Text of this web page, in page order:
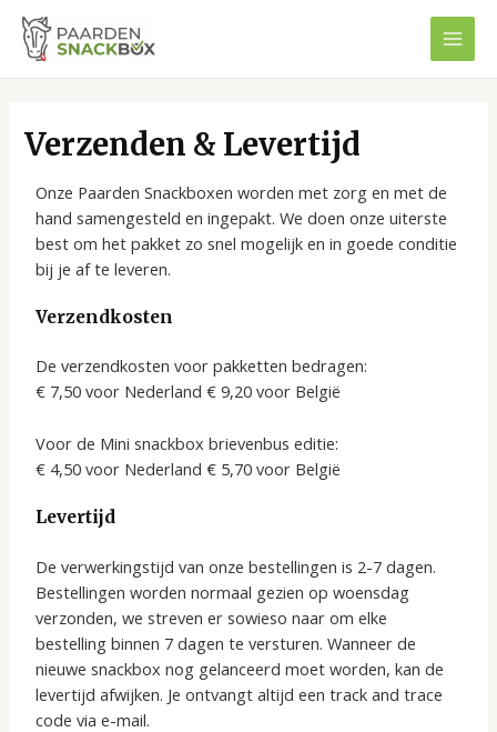
naar
Verzenden & Levertijd
Onze Paarden Snackboxen worden met zorg en met de
hand samengesteld en ingepakt. We doen onze uiterste
best om het pakket zo snel mogelijk en in goede conditie
bij je af te leveren.
Verzendkosten
De verzendkosten voor pakketten bedragen:
€ 7,50 voor Nederland € 9,20 voor België
Voor de Mini snackbox brievenbus editie:
€ 4,50 voor Nederland € 5,70 voor België
Levertijd
De verwerkingstijd van onze bestellingen is 2-7 dagen.
Bestellingen worden normaal gezien op woensdag
verzonden, we streven er sowieso naar om elke
bestelling binnen 7 dagen te versturen. Wanneer de
nieuwe snackbox nog gelanceerd moet worden, kan de
levertijd afwijken. Je ontvangt altijd een track and trace
code via e-mail.